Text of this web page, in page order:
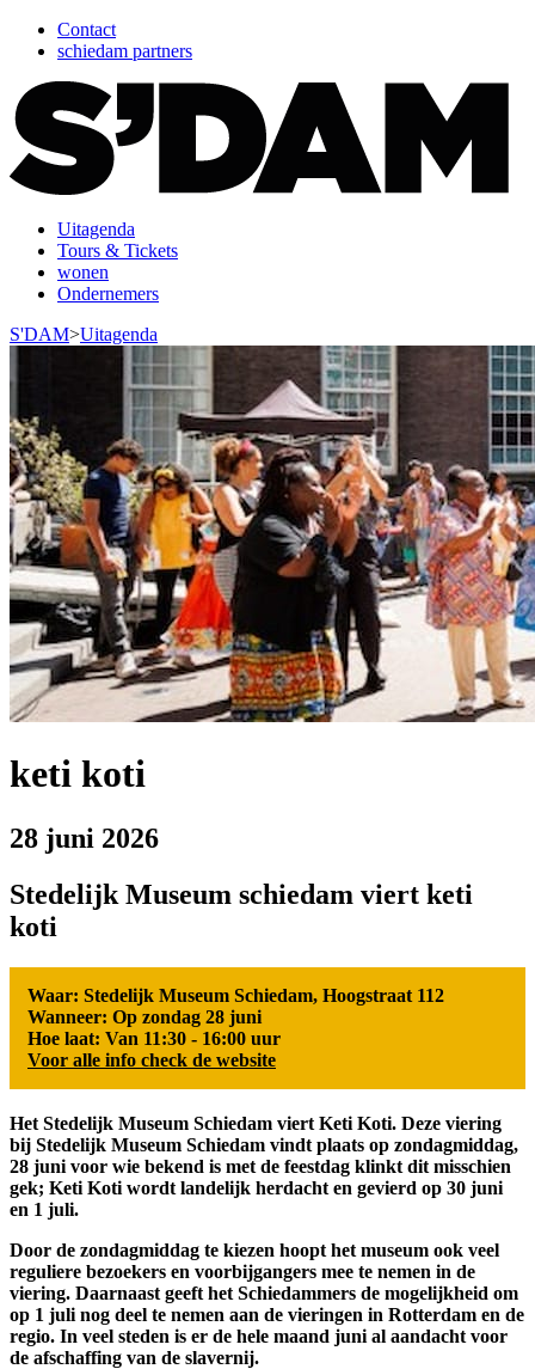
Contact
schiedam partners
Uitagenda
Tours & Tickets
wonen
Ondernemers
S'DAM>Uitagenda
keti koti
28 juni 2026
Stedelijk Museum schiedam viert keti
koti
Waar: Stedelijk Museum Schiedam, Hoogstraat 112
Wanneer: Op zondag 28 juni
Hoe laat: Van 11:30 - 16:00 uur
Voor alle info check de website
Het Stedelijk Museum Schiedam viert Keti Koti. Deze viering
bij Stedelijk Museum Schiedam vindt plaats op zondagmiddag,
28 juni voor wie bekend is met de feestdag klinkt dit misschien
gek; Keti Koti wordt landelijk herdacht en gevierd op 30 juni
en 1 juli.
Door de zondagmiddag te kiezen hoopt het museum ook veel
reguliere bezoekers en voorbijgangers mee te nemen in de
viering. Daarnaast geeft het Schiedammers de mogelijkheid om
op 1 juli nog deel te nemen aan de vieringen in Rotterdam en de
regio. In veel steden is er de hele maand juni al aandacht voor
de afschaffing van de slavernij.